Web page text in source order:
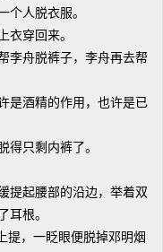
人脱衣服。
穿回来。
舟脱裤子，李舟再去帮
酒精的作用，也许是已
只剩内裤了。
起腰部的沿边，举着双
耳根。
，一眨眼便脱掉邓明烟